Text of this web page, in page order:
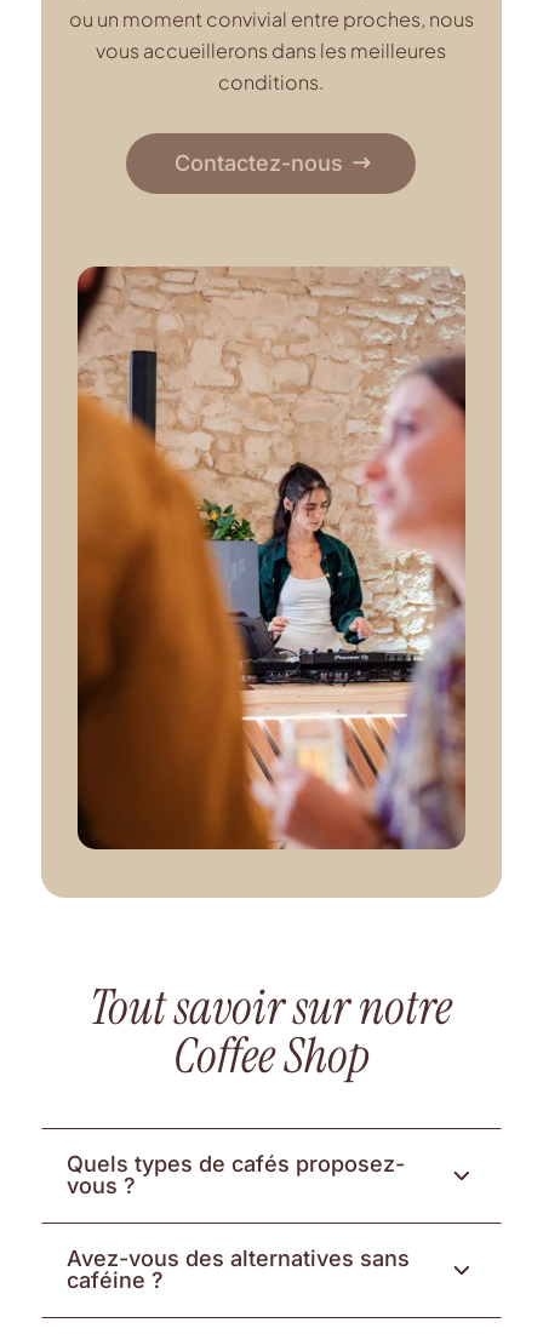
ou un moment convivial entre proches, nous
vous accueillerons dans les meilleures
conditions.
Contactez-nous
Tout savoir sur notre
Coffee Shop
3
Quels types de cafés proposez-
vous ?
3
Avez-vous des alternatives sans
caféine ?